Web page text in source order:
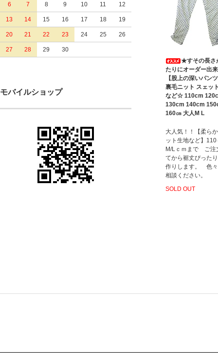
6 7 8 9 10 11 12
13 14 15 16 17 18 19
20 21 22 23 24 25 26
27 28 29 30
モバイルショップ
★すその長さ
たりにオーダー出
【股上の深いパン
裏毛ニット スェッ
など☆ 110cm
130cm 140cm
160㎝ 大人M L
大人気！！【柔ら
ット生地など】110
M/Lｃｍまで ご注
てから裾丈ぴった
作りします。 色
相談ください。
SOLD OUT